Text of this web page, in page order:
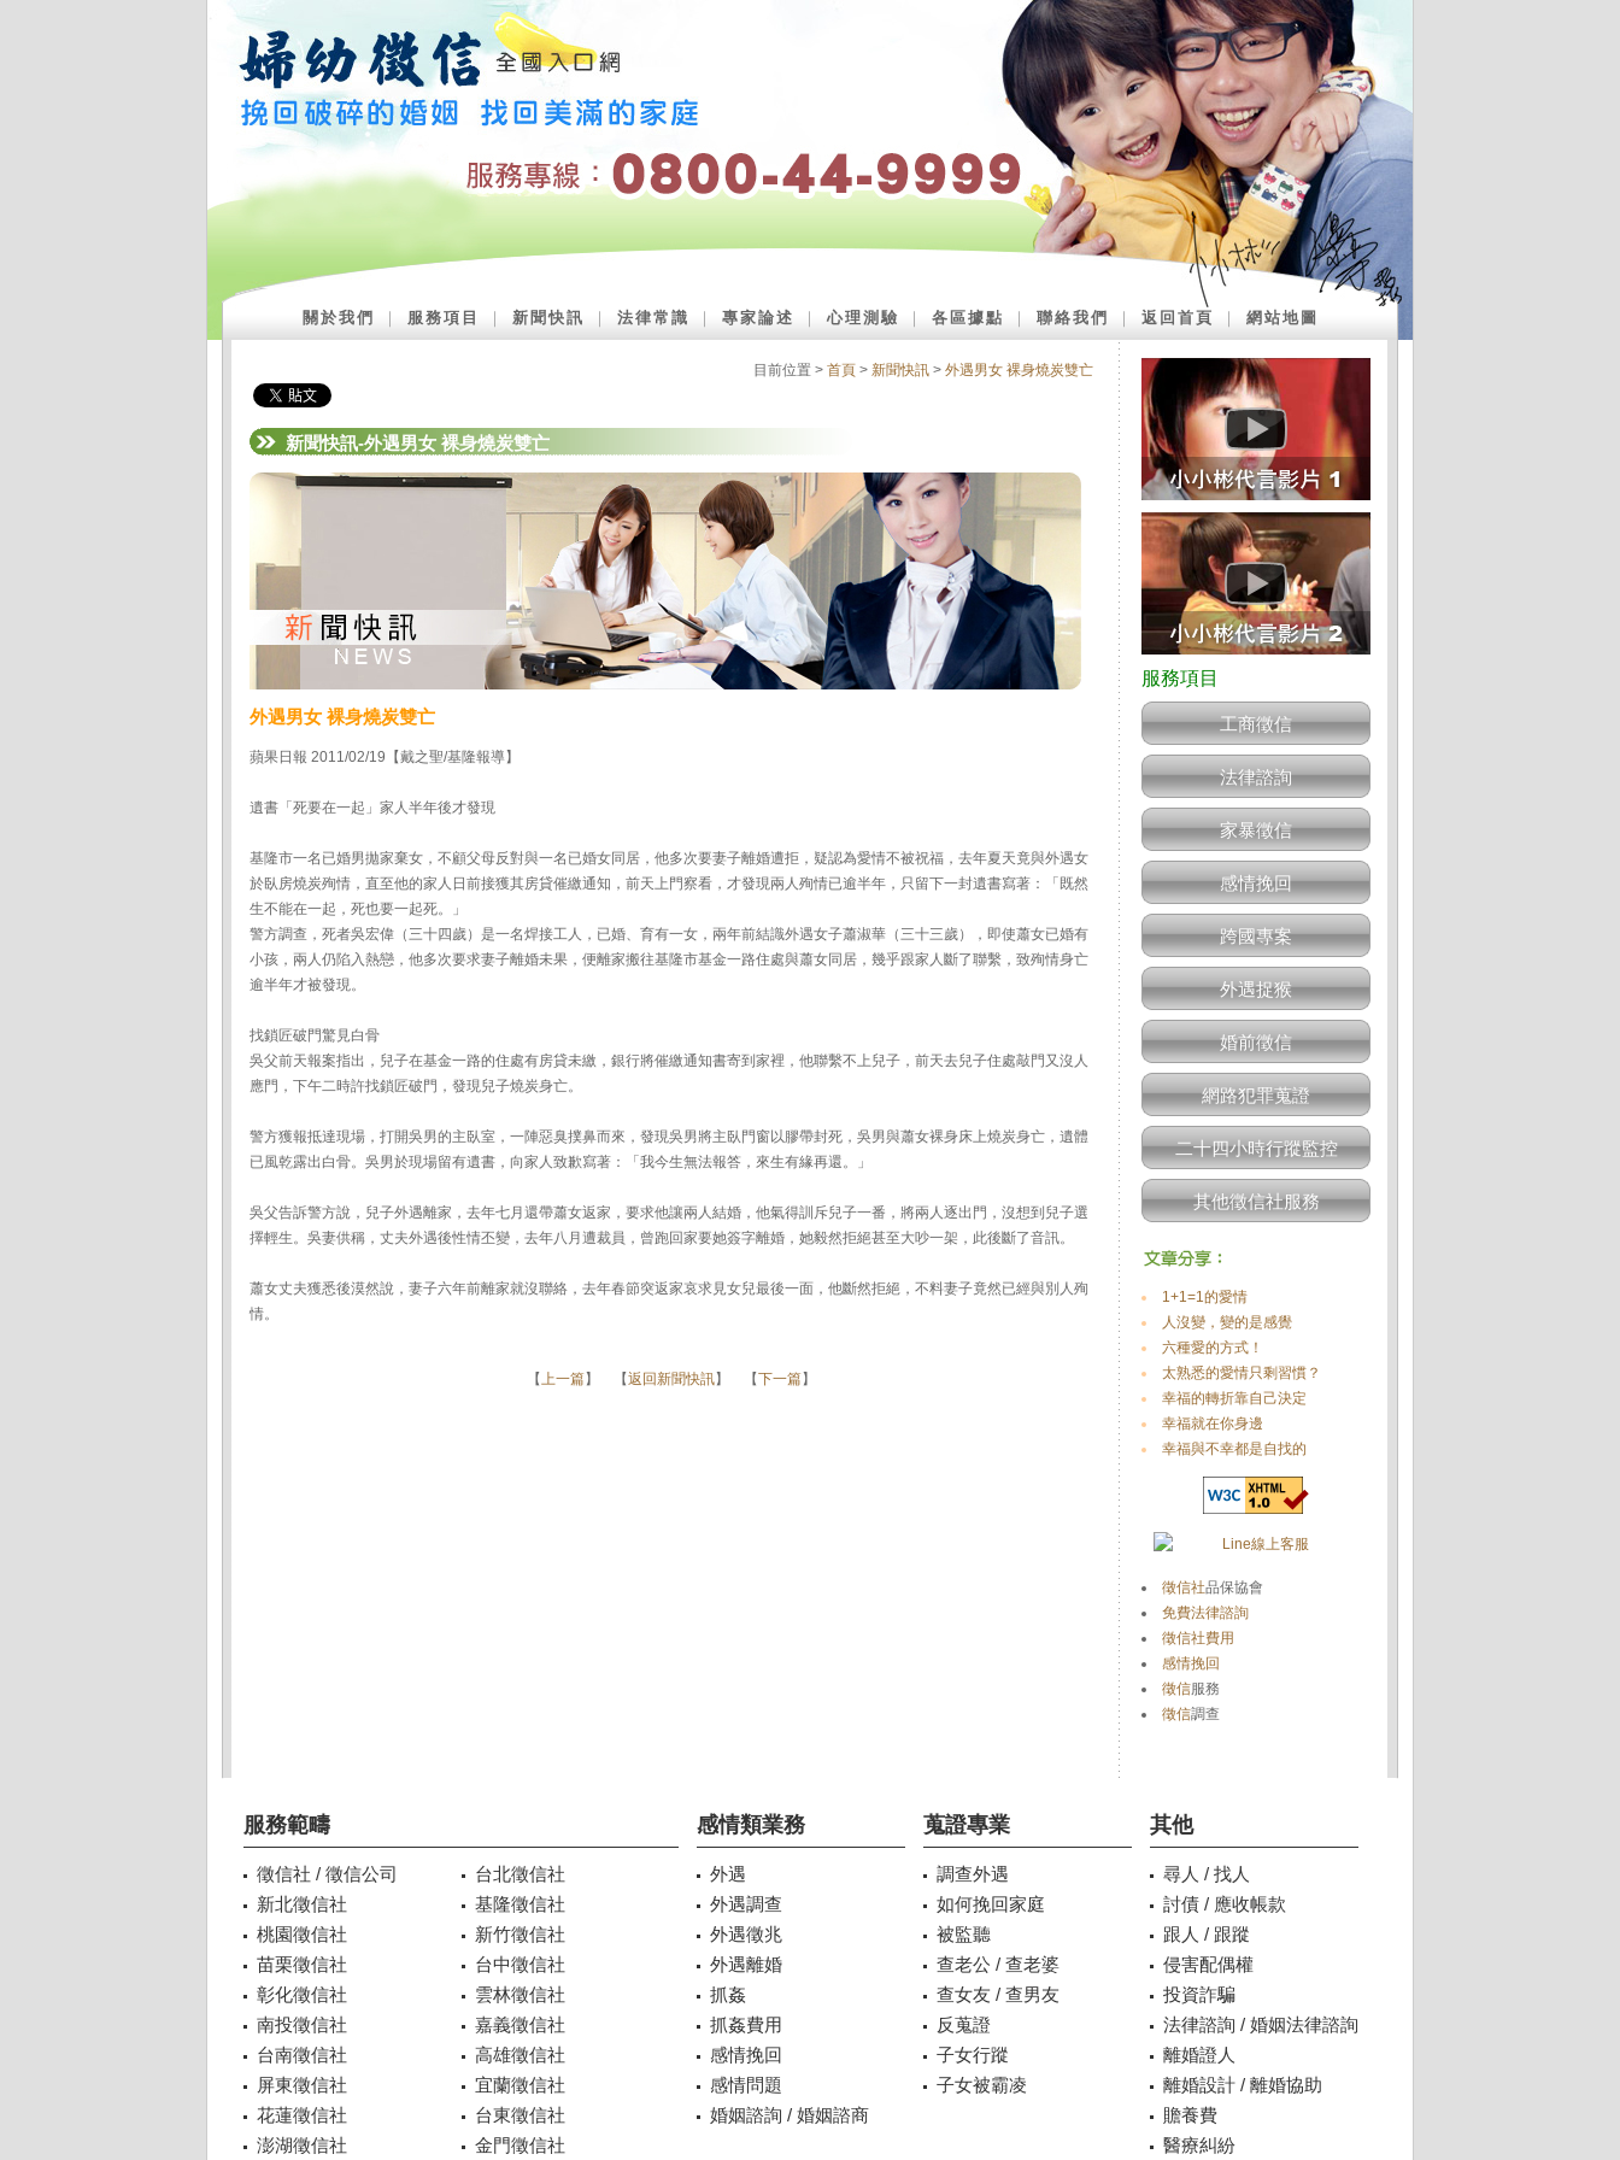
關於我們 服務項目 新聞快訊 法律常識 專家論述 ｜心理測驗 各區據點 聯絡我們 返回首頁 網站地圖
目前位置 > 首頁 > 新聞快訊 > 外遇男女 裸身燒炭雙亡
新聞快訊-外遇男女 裸身燒炭雙亡
外遇男女 裸身燒炭雙亡
蘋果日報 2011/02/19【戴之聖/基隆報導】
遺書「死要在一起」家人半年後才發現
基隆市一名已婚男拋家棄女，不顧父母反對與一名已婚女同居，他多次要妻子離婚遭拒，疑認為愛情不被祝福，去年夏天竟與外遇女
於臥房燒炭殉情，直至他的家人日前接獲其房貸催繳通知，前天上門察看，才發現兩人殉情已逾半年，只留下一封遺書寫著：「既然
生不能在一起，死也要一起死。」
警方調查，死者吳宏偉（三十四歲）是一名焊接工人，已婚、育有一女，兩年前結識外遇女子蕭淑華（三十三歲），即使蕭女已婚有
小孩，兩人仍陷入熱戀，他多次要求妻子離婚未果，便離家搬往基隆市基金一路住處與蕭女同居，幾乎跟家人斷了聯繫，致殉情身亡
逾半年才被發現。
找鎖匠破門驚見白骨
吳父前天報案指出，兒子在基金一路的住處有房貸未繳，銀行將催繳通知書寄到家裡，他聯繫不上兒子，前天去兒子住處敲門又沒人
應門，下午二時許找鎖匠破門，發現兒子燒炭身亡。
警方獲報抵達現場，打開吳男的主臥室，一陣惡臭撲鼻而來，發現吳男將主臥門窗以膠帶封死，吳男與蕭女裸身床上燒炭身亡，遺體
已風乾露出白骨。吳男於現場留有遺書，向家人致歉寫著：「我今生無法報答，來生有緣再還。」
吳父告訴警方說，兒子外遇離家，去年七月還帶蕭女返家，要求他讓兩人結婚，他氣得訓斥兒子一番，將兩人逐出門，沒想到兒子選
擇輕生。吳妻供稱，丈夫外遇後性情丕變，去年八月遭裁員，曾跑回家要她簽字離婚，她毅然拒絕甚至大吵一架，此後斷了音訊。
蕭女丈夫獲悉後漠然說，妻子六年前離家就沒聯絡，去年春節突返家哀求見女兒最後一面，他斷然拒絕，不料妻子竟然已經與別人殉
情。
【上一篇】 【返回新聞快訊】 【下一篇】
工商徵信
法律諮詢
家暴徵信
感情挽回
跨國專案
外遇捉猴
婚前徵信
網路犯罪蒐證
二十四小時行蹤監控
其他徵信社服務
1+1=1的愛情
人沒變，變的是感覺
六種愛的方式！
太熟悉的愛情只剩習慣？
幸福的轉折靠自己決定
幸福就在你身邊
幸福與不幸都是自找的
徵信社品保協會
免費法律諮詢
徵信社費用
感情挽回
徵信服務
徵信調查
服務範疇
徵信社 / 徵信公司
台北徵信社
新北徵信社
基隆徵信社
桃園徵信社
新竹徵信社
苗栗徵信社
台中徵信社
彰化徵信社
雲林徵信社
南投徵信社
嘉義徵信社
台南徵信社
高雄徵信社
屏東徵信社
宜蘭徵信社
花蓮徵信社
台東徵信社
澎湖徵信社
金門徵信社
感情類業務
外遇
外遇調查
外遇徵兆
外遇離婚
抓姦
抓姦費用
感情挽回
感情問題
婚姻諮詢 / 婚姻諮商
蒐證專業
調查外遇
如何挽回家庭
被監聽
查老公 / 查老婆
查女友 / 查男友
反蒐證
子女行蹤
子女被霸凌
其他
尋人 / 找人
討債 / 應收帳款
跟人 / 跟蹤
侵害配偶權
投資詐騙
法律諮詢 / 婚姻法律諮詢
離婚證人
離婚設計 / 離婚協助
贍養費
醫療糾紛